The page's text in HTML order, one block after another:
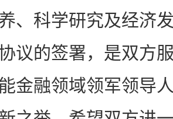
、科学研究及经济
议的签署，是双方
金融领域领军领导